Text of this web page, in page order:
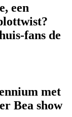
een
fans de
met
Bea show